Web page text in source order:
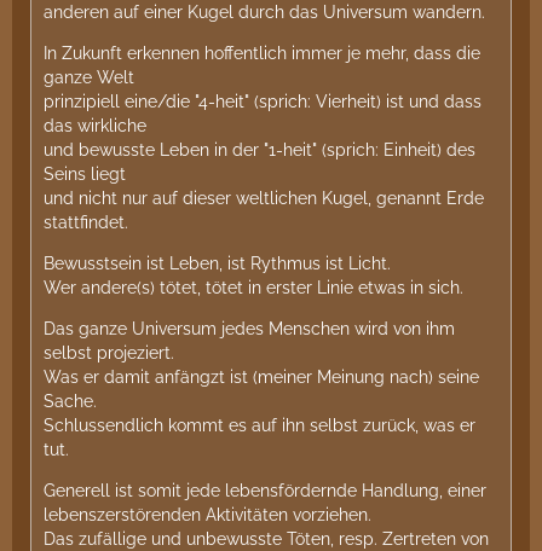
anderen auf einer Kugel durch das Universum wandern.
In Zukunft erkennen hoffentlich immer je mehr, dass die
ganze Welt
prinzipiell eine/die "4-heit" (sprich: Vierheit) ist und dass
das wirkliche
und bewusste Leben in der "1-heit" (sprich: Einheit) des
Seins liegt
und nicht nur auf dieser weltlichen Kugel, genannt Erde
stattfindet.
Bewusstsein ist Leben, ist Rythmus ist Licht.
Wer andere(s) tötet, tötet in erster Linie etwas in sich.
Das ganze Universum jedes Menschen wird von ihm
selbst projeziert.
Was er damit anfängzt ist (meiner Meinung nach) seine
Sache.
Schlussendlich kommt es auf ihn selbst zurück, was er
tut.
Generell ist somit jede lebensfördernde Handlung, einer
lebenszerstörenden Aktivitäten vorziehen.
Das zufällige und unbewusste Töten, resp. Zertreten von